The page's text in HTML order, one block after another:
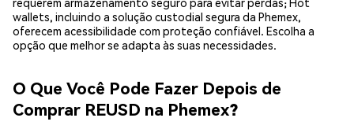
wallets, incluindo a solução custodial segura da Phemex,
oferecem acessibilidade com proteção confiável. Escolha a
opção que melhor se adapta às suas necessidades.
O Que Você Pode Fazer Depois de
Comprar REUSD na Phemex?